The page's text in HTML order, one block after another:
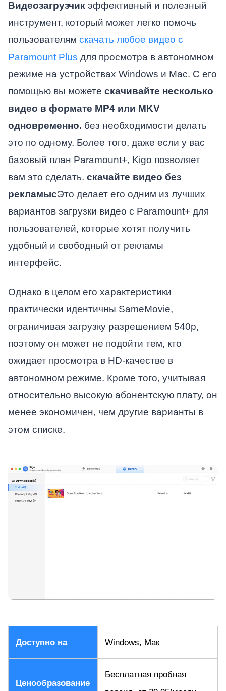
Видеозагрузчикэффективный и полезный
инструмент, который может легко помочь
пользователям скачать любое видео с
Paramount Plus для просмотра в автономном
режиме на устройствах Windows и Mac. С его
помощью вы можете скачивайте несколько
видео в формате MP4 или MKV
одновременно. без необходимости делать
это по одному. Более того, даже если у вас
базовый план Paramount+, Kigo позволяет
вам это сделать. скачайте видео без
рекламысЭто делает его одним из лучших
вариантов загрузки видео с Paramount+ для
пользователей, которые хотят получить
удобный и свободный от рекламы
интерфейс.
Однако в целом его характеристики
практически идентичны SameMovie,
ограничивая загрузку разрешением 540p,
поэтому он может не подойти тем, кто
ожидает просмотра в HD-качестве в
автономном режиме. Кроме того, учитывая
относительно высокую абонентскую плату, он
менее экономичен, чем другие варианты в
этом списке.
Доступно на Windows, Мак
Ценообразование
Бесплатная пробная